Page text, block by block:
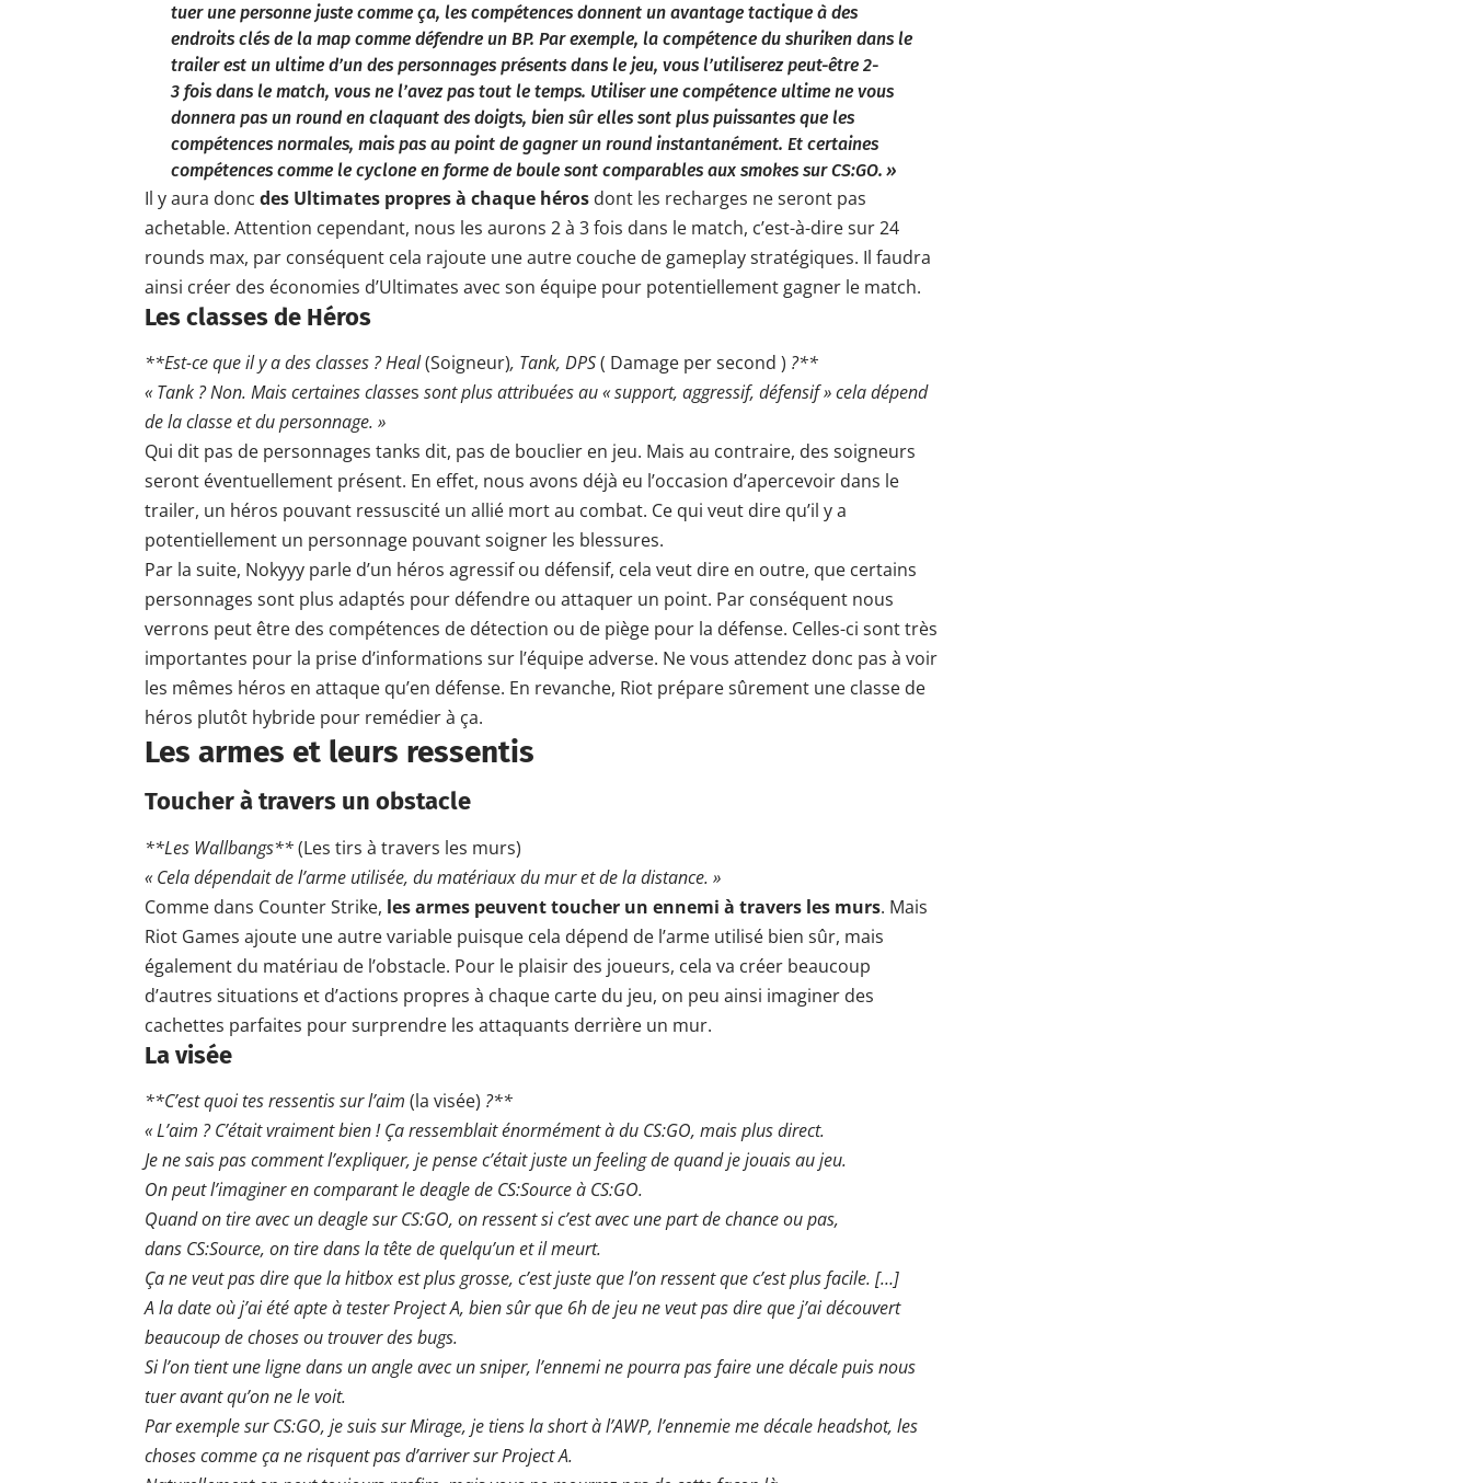
tuer une personne juste comme ça, les compétences donnent un avantage tactique à des
endroits clés de la map comme défendre un BP. Par exemple, la compétence du shuriken dans le
trailer est un ultime d’un des personnages présents dans le jeu, vous l’utiliserez peut-être 2-
3 fois dans le match, vous ne l’avez pas tout le temps. Utiliser une compétence ultime ne vous
donnera pas un round en claquant des doigts, bien sûr elles sont plus puissantes que les
compétences normales, mais pas au point de gagner un round instantanément. Et certaines
compétences comme le cyclone en forme de boule sont comparables aux smokes sur CS:GO. »
Il y aura donc des Ultimates propres à chaque héros dont les recharges ne seront pas
achetable. Attention cependant, nous les aurons 2 à 3 fois dans le match, c’est-à-dire sur 24
rounds max, par conséquent cela rajoute une autre couche de gameplay stratégiques. Il faudra
ainsi créer des économies d’Ultimates avec son équipe pour potentiellement gagner le match.
Les classes de Héros
**Est-ce que il y a des classes ? Heal(Soigneur), Tank, DPS( Damage per second ) ?**
« Tank ? Non. Mais certaines classes sont plus attribuées au « support, aggressif, défensif » cela dépend
de la classe et du personnage. »
Qui dit pas de personnages tanks dit, pas de bouclier en jeu. Mais au contraire, des soigneurs
seront éventuellement présent. En effet, nous avons déjà eu l’occasion d’apercevoir dans le
trailer, un héros pouvant ressuscité un allié mort au combat. Ce qui veut dire qu’il y a
potentiellement un personnage pouvant soigner les blessures.
Par la suite, Nokyyy parle d’un héros agressif ou défensif, cela veut dire en outre, que certains
personnages sont plus adaptés pour défendre ou attaquer un point. Par conséquent nous
verrons peut être des compétences de détection ou de piège pour la défense. Celles-ci sont très
importantes pour la prise d’informations sur l’équipe adverse. Ne vous attendez donc pas à voir
les mêmes héros en attaque qu’en défense. En revanche, Riot prépare sûrement une classe de
héros plutôt hybride pour remédier à ça.
Les armes et leurs ressentis
Toucher à travers un obstacle
**Les Wallbangs**(Les tirs à travers les murs)
« Cela dépendait de l’arme utilisée, du matériaux du mur et de la distance. »
Comme dans Counter Strike, les armes peuvent toucher un ennemi à travers les murs. Mais
Riot Games ajoute une autre variable puisque cela dépend de l’arme utilisé bien sûr, mais
également du matériau de l’obstacle. Pour le plaisir des joueurs, cela va créer beaucoup
d’autres situations et d’actions propres à chaque carte du jeu, on peu ainsi imaginer des
cachettes parfaites pour surprendre les attaquants derrière un mur.
La visée
**C’est quoi tes ressentis sur l’aim (la visée) ?**
« L’aim ? C’était vraiment bien ! Ça ressemblait énormément à du CS:GO, mais plus direct.
Je ne sais pas comment l’expliquer, je pense c’était juste un feeling de quand je jouais au jeu.
On peut l’imaginer en comparant le deagle de CS:Source à CS:GO.
Quand on tire avec un deagle sur CS:GO, on ressent si c’est avec une part de chance ou pas,
dans CS:Source, on tire dans la tête de quelqu’un et il meurt.
Ça ne veut pas dire que la hitbox est plus grosse, c’est juste que l’on ressent que c’est plus facile. […]
A la date où j’ai été apte à tester Project A, bien sûr que 6h de jeu ne veut pas dire que j’ai découvert
beaucoup de choses ou trouver des bugs.
Si l’on tient une ligne dans un angle avec un sniper, l’ennemi ne pourra pas faire une décale puis nous
tuer avant qu’on ne le voit.
Par exemple sur CS:GO, je suis sur Mirage, je tiens la short à l’AWP, l’ennemie me décale headshot, les
choses comme ça ne risquent pas d’arriver sur Project A.